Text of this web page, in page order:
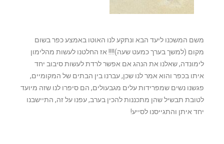
משם המשכנו ליעד הבא ונתקע לנו האוטו באמצע כפר בשום
מקום (למשך בערך כמעט שעה)!!!! אז החלטנו לעשות מהלימון
לימונדה, שאלנו את הנהג אם אפשר לרדת לעשות סיבוב יחד
איתו בכפר והוא אמר לנו שכן, עברנו בין הבתים של המקומיים,
פגשנו נשים שמפרידות עלים מגבעולים, הם סיפרו לנו שזה מיועד
לטובת תבשיל שהן מתכננות להכין בערב, עפנו על זה, התיישבנו
יחד איתן והתגייסנו לסייע!